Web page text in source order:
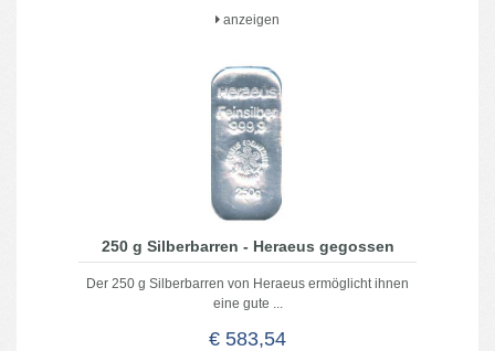
anzeigen
250 g Silberbarren - Heraeus gegossen
Der 250 g Silberbarren von Heraeus ermöglicht ihnen
eine gute ...
€ 583,54